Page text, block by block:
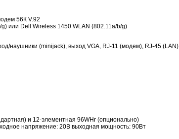
56К V.92
или Dell Wireless 1450 WLAN (802.11a/b/g)
наушники (minijack), выход VGA, RJ-11 (модем), RJ-45 (LAN)
и 12-элементная 96WHr (опционально)
напряжение: 20В выходная мощность: 90Вт